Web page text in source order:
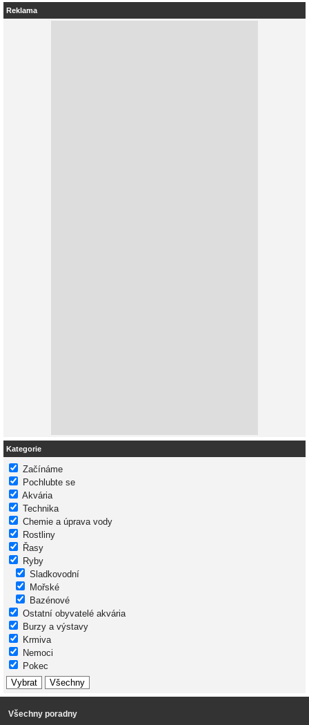
Reklama
Kategorie
Začínáme
Pochlubte se
Akvária
Technika
Chemie a úprava vody
Rostliny
Řasy
Ryby
Sladkovodní
Mořské
Bazénové
Ostatní obyvatelé akvária
Burzy a výstavy
Krmiva
Nemoci
Pokec
Všechny poradny